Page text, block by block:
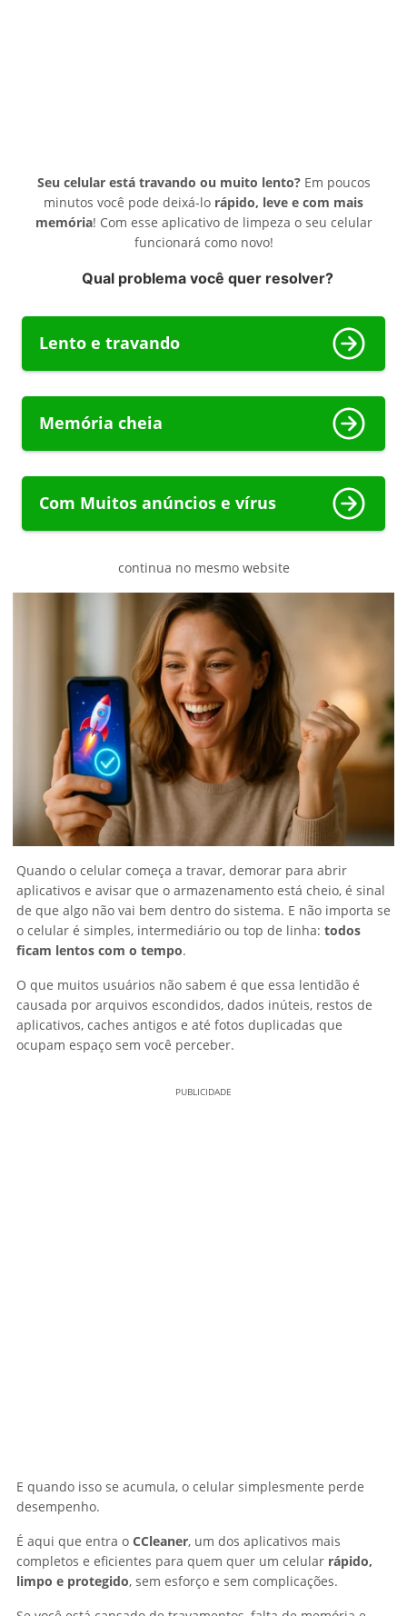
Seu celular está travando ou muito lento?Em poucos
minutos você pode deixá-lo rápido, leve e com mais
memória! Com esse aplicativo de limpeza o seu celular
funcionará como novo!
Qual problema você quer resolver?
Lento e travando
Memória cheia
Com Muitos anúncios e vírus
continua no mesmo website
Quando o celular começa a travar, demorar para abrir
aplicativos e avisar que o armazenamento está cheio, é sinal
de que algo não vai bem dentro do sistema. E não importa se
o celular é simples, intermediário ou top de linha: todos
ficam lentos com o tempo.
O que muitos usuários não sabem é que essa lentidão é
causada por arquivos escondidos, dados inúteis, restos de
aplicativos, caches antigos e até fotos duplicadas que
ocupam espaço sem você perceber.
PUBLICIDADE
E quando isso se acumula, o celular simplesmente perde
desempenho.
É aqui que entra o CCleaner, um dos aplicativos mais
completos e eficientes para quem quer um celular rápido,
limpo e protegido, sem esforço e sem complicações.